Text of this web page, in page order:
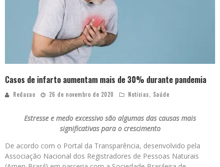
Casos de infarto aumentam mais de 30% durante pandemia
Redacao 26 de novembro de 2020 Notícias, Saúde
Estresse e medo excessivo são algumas das causas mais
significativas para o crescimento
De acordo com o Portal da Transparência, desenvolvido pela
Associação Nacional dos Registradores de Pessoas Naturais